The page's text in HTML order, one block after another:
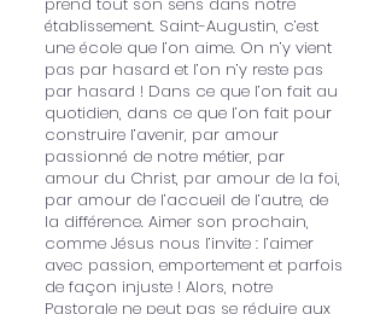
établissement. Saint-Augustin, c’est
une école que l’on aime. On n’y vient
pas par hasard et l’on n’y reste pas
par hasard ! Dans ce que l’on fait au
quotidien, dans ce que l’on fait pour
construire l’avenir, par amour
passionné de notre métier, par
amour du Christ, par amour de la foi,
par amour de l’accueil de l’autre, de
la différence. Aimer son prochain,
comme Jésus nous l’invite : l’aimer
avec passion, emportement et parfois
de façon injuste ! Alors, notre
Pastorale ne peut pas se réduire aux